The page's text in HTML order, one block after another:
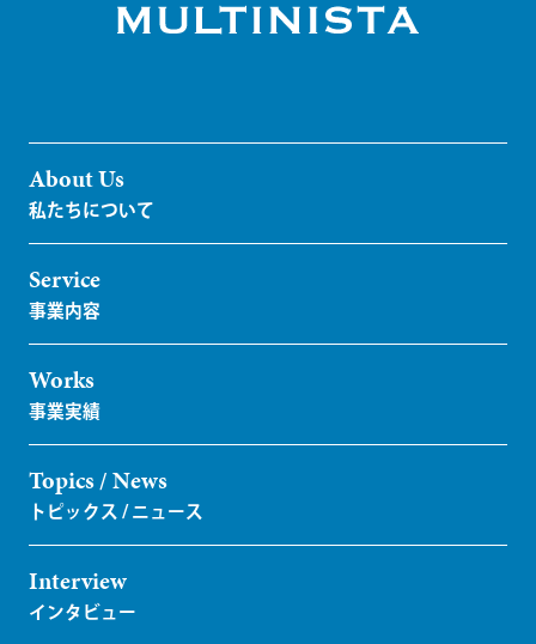
About Us
Service
Works
Topics / News
Interview